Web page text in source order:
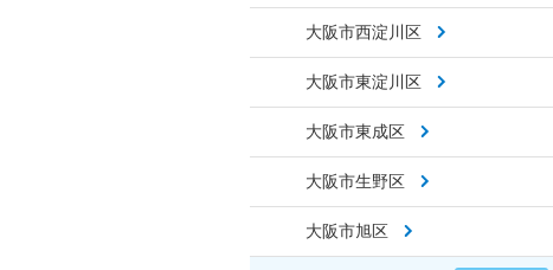
大阪市西淀川区
大阪市東淀川区
大阪市東成区
大阪市生野区
大阪市旭区